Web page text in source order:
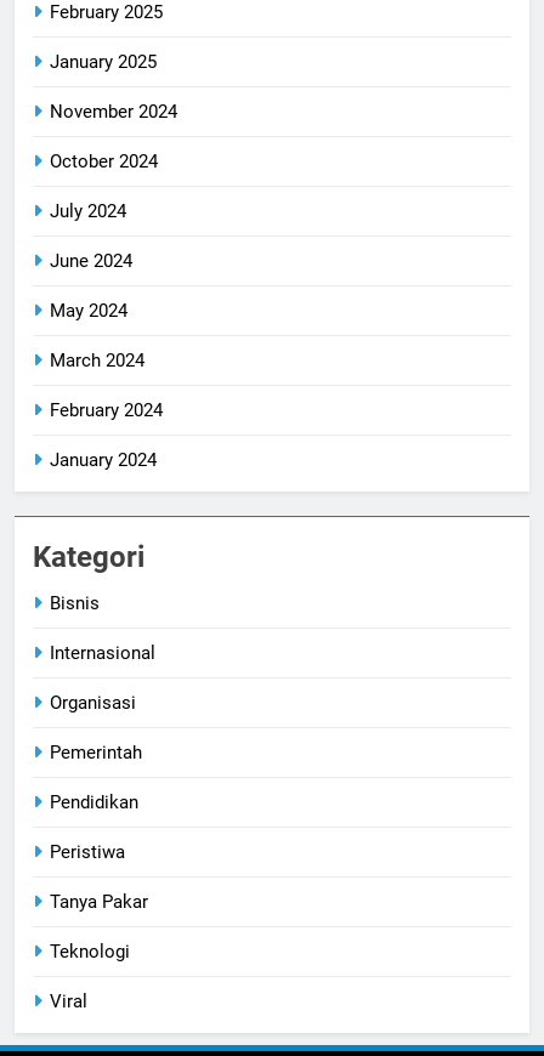
February 2025
January 2025
November 2024
October 2024
July 2024
June 2024
May 2024
March 2024
February 2024
January 2024
Kategori
Bisnis
Internasional
Organisasi
Pemerintah
Pendidikan
Peristiwa
Tanya Pakar
Teknologi
Viral